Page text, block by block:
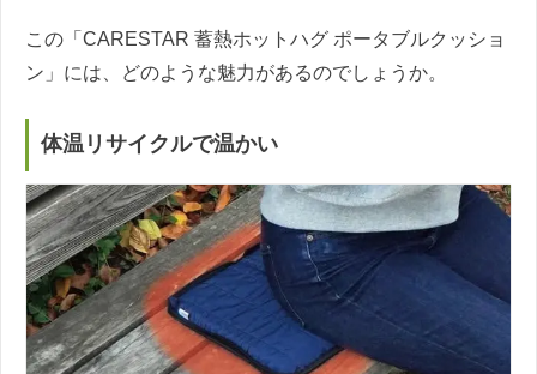
この「CARESTAR 蓄熱ホットハグ ポータブルクッショ
ン」には、どのような魅力があるのでしょうか。
体温リサイクルで温かい